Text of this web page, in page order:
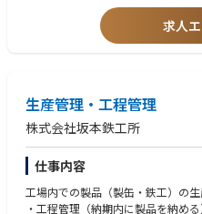
求人
生産管理・工程管理
株式会社坂本鉄工所
仕事内容
工場内での製品（製缶・鉄工）の生
・工程管理（納期内に製品を納める